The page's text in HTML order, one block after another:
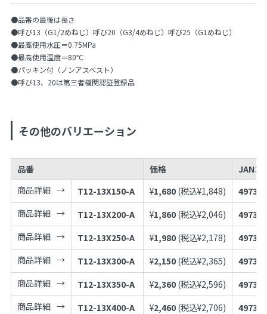
●品番の最後は長さ
●呼び13（G1/2めねじ）呼び20（G3/4めねじ）呼び25（G1めねじ）
●最高使用水圧＝0.75MPa
●最高使用温度＝80℃
●パッキン付（ノンアスベスト）
●呼び13、20は第三者機関認証登録品
その他のバリエーション
品番 価格
JANコ
商品詳細
T12-13X150-A ¥1,680 (税込¥1,848)
商品詳細
T12-13X200-A ¥1,860 (税込¥2,046)
商品詳細
T12-13X250-A ¥1,980 (税込¥2,178)
商品詳細
T12-13X300-A ¥2,150 (税込¥2,365)
商品詳細
T12-13X350-A ¥2,360 (税込¥2,596)
商品詳細
T12-13X400-A ¥2,460 (税込¥2,706)